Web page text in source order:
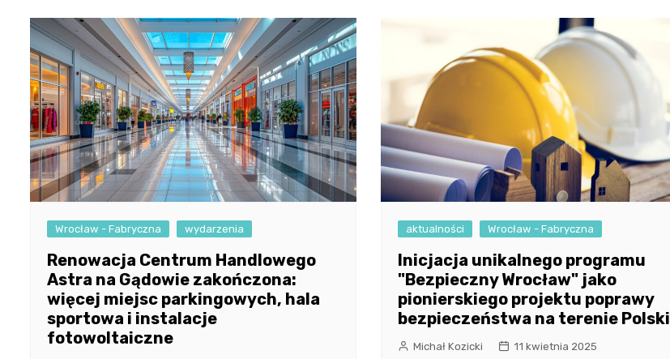
Wrocław - Fabryczna wydarzenia
Renowacja Centrum Handlowego
Astra na Gądowie zakończona:
więcej miejsc parkingowych, hala
sportowa i instalacje
fotowoltaiczne
aktualności Wrocław - Fabryczna
Inicjacja unikalnego programu
"Bezpieczny Wrocław" jako
pionierskiego projektu poprawy
bezpieczeństwa na terenie Polski
Michał Kozicki 11 kwietnia 2025